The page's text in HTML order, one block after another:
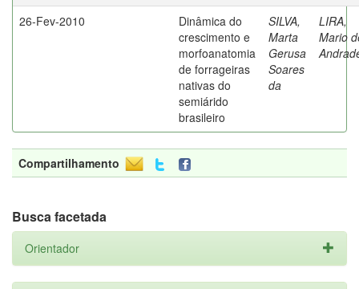
26-Fev-2010
Dinâmica do
crescimento e
morfoanatomia
de forrageiras
nativas do
semiárido
brasileiro
SILVA,
Marta
Gerusa
Soares
da
LIRA,
Mario
Compartilhamento
Busca facetada
Orientador